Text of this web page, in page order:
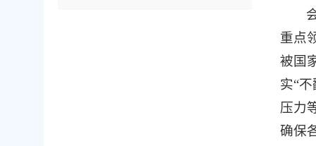
重点
被国
实“
压力
确保